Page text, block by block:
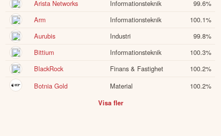
Abbott Laboratories Hälsovård 99.7%
AbbVie
Hälsovård 99.9%
Arista Networks
Informationsteknik 99.6%
Arm
Informationsteknik 100.1%
Aurubis
Industri 99.8%
Bittium
Informationsteknik 100.3%
Finans & Fastighet